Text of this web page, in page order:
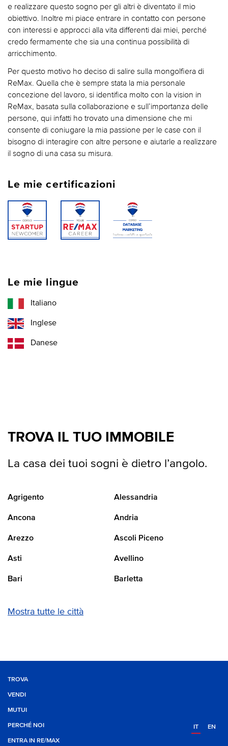
e realizzare questo sogno per gli altri è diventato il mio
obiettivo. Inoltre mi piace entrare in contatto con persone
con interessi e approcci alla vita differenti dai miei, perché
credo fermamente che sia una continua possibilità di
arricchimento.
Per questo motivo ho deciso di salire sulla mongolfiera di
ReMax. Quella che è sempre stata la mia personale
concezione del lavoro, si identifica molto con la vision in
ReMax, basata sulla collaborazione e sull’importanza delle
persone, qui infatti ho trovato una dimensione che mi
consente di coniugare la mia passione per le case con il
bisogno di interagire con altre persone e aiutarle a realizzare
il sogno di una casa su misura.
Le mie certificazioni
Le mie lingue
Italiano
Inglese
Danese
TROVA IL TUO IMMOBILE
La casa dei tuoi sogni è dietro l’angolo.
Agrigento Alessandria
Ancona Andria
Arezzo Ascoli Piceno
Asti Avellino
Bari Barletta
Mostra tutte le città
TROVA
VENDI
MUTUI
PERCHÉ NOI
ENTRA IN RE/MAX
IT EN